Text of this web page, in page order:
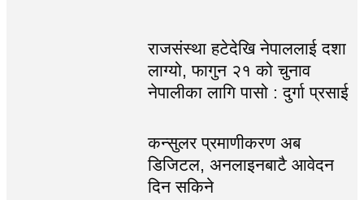
राजसंस्था हटेदेखि नेपाललाई दशा
लाग्यो, फागुन २१ को चुनाव
नेपालीका लागि पासो : दुर्गा प्रसाई
कन्सुलर प्रमाणीकरण अब
डिजिटल, अनलाइनबाटै आवेदन
दिन सकिने